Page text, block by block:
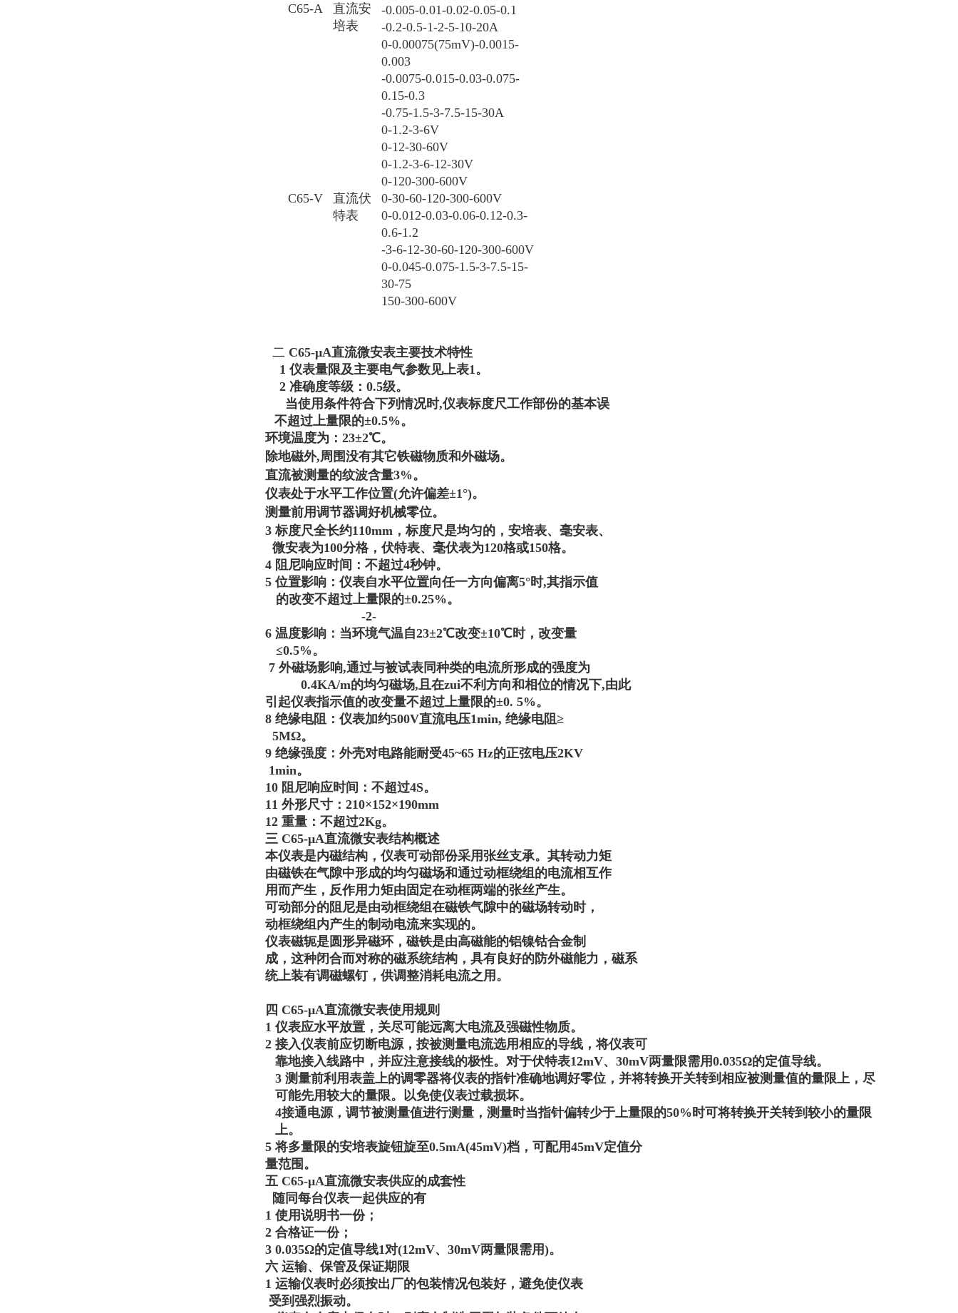
C65-A
直流安
培表
-0.005-0.01-0.02-0.05-0.1
-0.2-0.5-1-2-5-10-20A
0-0.00075(75mV)-0.0015-
0.003
-0.0075-0.015-0.03-0.075-
0.15-0.3
-0.75-1.5-3-7.5-15-30A
C65-V
直流伏
特表
0-1.2-3-6V
0-12-30-60V
0-1.2-3-6-12-30V
0-120-300-600V
0-30-60-120-300-600V
0-0.012-0.03-0.06-0.12-0.3-
0.6-1.2
-3-6-12-30-60-120-300-600V
0-0.045-0.075-1.5-3-7.5-15-
30-75
150-300-600V
二 C65-μA直流微安表主要技术特性
1 仪表量限及主要电气参数见上表1。
2 准确度等级：0.5级。
当使用条件符合下列情况时,仪表标度尺工作部份的基本误
不超过上量限的±0.5%。
环境温度为：23±2℃。
除地磁外,周围没有其它铁磁物质和外磁场。
直流被测量的纹波含量3%。
仪表处于水平工作位置(允许偏差±1°)。
测量前用调节器调好机械零位。
3 标度尺全长约110mm ，标度尺是均匀的，安培表、毫安表、
微安表为100分格，伏特表、毫伏表为120格或150格。
4 阻尼响应时间：不超过4秒钟。
5 位置影响：仪表自水平位置向任一方向偏离5°时,其指示值
的改变不超过上量限的±0.25%。
-2-
6 温度影响：当环境气温自23±2℃改变±10℃时，改变量
≤0.5%。
7 外磁场影响,通过与被试表同种类的电流所形成的强度为
0.4KA/m的均匀磁场,且在zui不利方向和相位的情况下,由此
引起仪表指示值的改变量不超过上量限的±0. 5%。
8 绝缘电阻：仪表加约500V直流电压1min, 绝缘电阻≥
5MΩ。
9 绝缘强度：外壳对电路能耐受45~65 Hz的正弦电压2KV
1min。
10 阻尼响应时间：不超过4S。
11 外形尺寸：210×152×190mm
12 重量：不超过2Kg。
三 C65-μA直流微安表结构概述
本仪表是内磁结构，仪表可动部份采用张丝支承。其转动力矩
由磁铁在气隙中形成的均匀磁场和通过动框绕组的电流相互作
用而产生，反作用力矩由固定在动框两端的张丝产生。
可动部分的阻尼是由动框绕组在磁铁气隙中的磁场转动时，
动框绕组内产生的制动电流来实现的。
仪表磁轭是圆形异磁环，磁铁是由高磁能的铝镍钴合金制
成，这种闭合而对称的磁系统结构，具有良好的防外磁能力，磁系
统上装有调磁螺钉，供调整消耗电流之用。
四 C65-μA直流微安表使用规则
1 仪表应水平放置，关尽可能远离大电流及强磁性物质。
2 接入仪表前应切断电源，按被测量电流选用相应的导线，将仪表可
靠地接入线路中，并应注意接线的极性。对于伏特表12mV、 30mV两量限需用0.035Ω的定值导线。
3 测量前利用表盖上的调零器将仪表的指针准确地调好零位，并将转换开关转到相应被测量值的量限上，尽
可能先用较大的量限。以免使仪表过载损坏。
4接通电源，调节被测量值进行测量，测量时当指针偏转少于上量限的50%时可将转换开关转到较小的量限
上。
5 将多量限的安培表旋钮旋至0.5mA(45mV)档，可配用45mV定值分
量范围。
五 C65-μA直流微安表供应的成套性
随同每台仪表一起供应的有
1 使用说明书一份；
2 合格证一份；
3 0.035Ω的定值导线1对(12mV、 30mV两量限需用)。
六 运输、保管及保证期限
1 运输仪表时必须按出厂的包装情况包装好，避免使仪表
受到强烈振动。